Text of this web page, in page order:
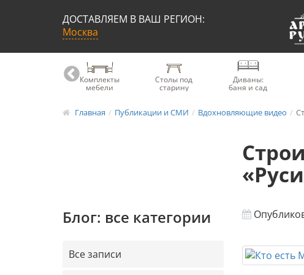
ДОСТАВЛЯЕМ В ВАШ РЕГИОН:
Москва
Комплекты
мебели
Столы под
старину
Диваны:
баня и сад
Главная Публикации и СМИ Вдохновляющие видео
Блог: все категории
Все записи